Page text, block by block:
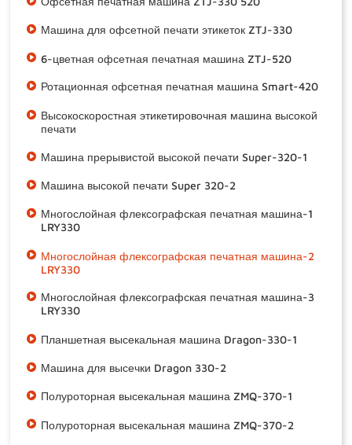
Машина для офсетной печати этикеток ZTJ-330
6-цветная офсетная печатная машина ZTJ-520
Ротационная офсетная печатная машина Smart-420
Высокоскоростная этикетировочная машина высокой
печати
Машина прерывистой высокой печати Super-320-1
Машина высокой печати Super 320-2
Многослойная флексографская печатная машина-1
LRY330
Многослойная флексографская печатная машина-2
LRY330
Многослойная флексографская печатная машина-3
LRY330
Планшетная высекальная машина Dragon-330-1
Машина для высечки Dragon 330-2
Полуроторная высекальная машина ZMQ-370-1
Полуроторная высекальная машина ZMQ-370-2